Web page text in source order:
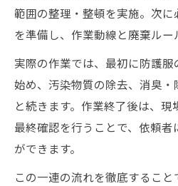
範囲の整理・整頓を実施。次
を準備し、作業動線と廃棄ルー
実際の作業では、最初に防護
始め、汚染物質の除去、消臭
と続きます。作業終了後は、現
最終確認を行うことで、依頼者
ができます。
この一連の流れを徹底するこ